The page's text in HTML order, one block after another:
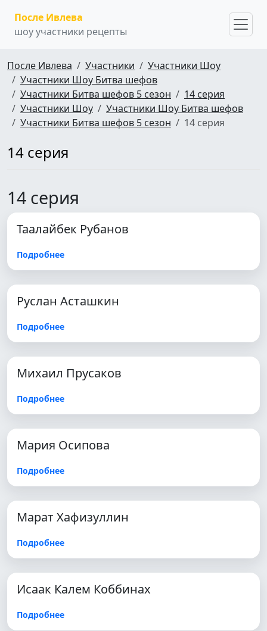
После Ивлева
шоу участники рецепты
После Ивлева Участники
Участники Шоу
Участники Шоу Битва шефов
Участники Битва шефов 5 сезон
14 серия
Участники Шоу
Участники Шоу Битва шефов
Участники Битва шефов 5 сезон
14 серия
14 серия
14 серия
Таалайбек Рубанов
Подробнее
Руслан Асташкин
Подробнее
Михаил Прусаков
Подробнее
Мария Осипова
Подробнее
Марат Хафизуллин
Подробнее
Исаак Калем Коббинах
Подробнее